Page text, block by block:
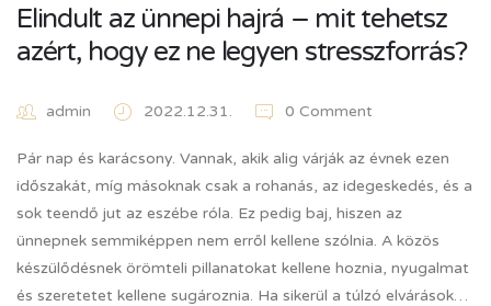
Elindult az ünnepi hajrá – mit tehetsz
azért, hogy ez ne legyen stresszforrás?
admin 2022.12.31. 0 Comment
Pár nap és karácsony. Vannak, akik alig várják az évnek ezen
időszakát, míg másoknak csak a rohanás, az idegeskedés, és a
sok teendő jut az eszébe róla. Ez pedig baj, hiszen az
ünnepnek semmiképpen nem erről kellene szólnia. A közös
készülődésnek örömteli pillanatokat kellene hoznia, nyugalmat
és szeretetet kellene sugároznia. Ha sikerül a túlzó elvárások…